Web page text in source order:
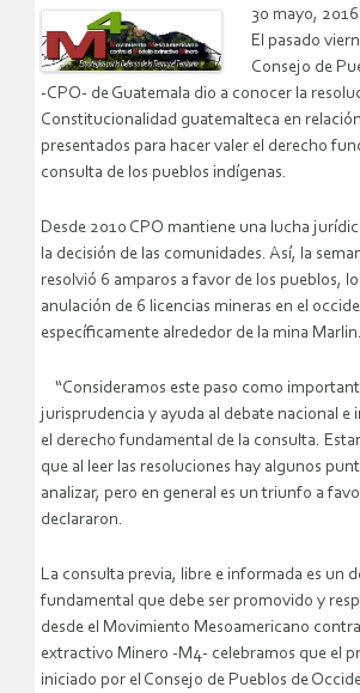
30 mayo, 2016
El pasado
Consejo de
-CPO- de Guatemala dio a conocer la
Constitucionalidad guatemalteca en
presentados para hacer valer el derecho
consulta de los pueblos indígenas.
Desde 2010 CPO mantiene una lucha
la decisión de las comunidades. Así, la
resolvió 6 amparos a favor de los pueblos,
anulación de 6 licencias mineras en el
específicamente alrededor de la mina Marlin.
“Consideramos este paso como
jurisprudencia y ayuda al debate nacional e
el derecho fundamental de la consulta.
que al leer las resoluciones hay algunos
analizar, pero en general es un triunfo a
declararon.
La consulta previa, libre e informada es un
fundamental que debe ser promovido y
desde el Movimiento Mesoamericano
extractivo Minero -M4- celebramos que el
iniciado por el Consejo de Pueblos de